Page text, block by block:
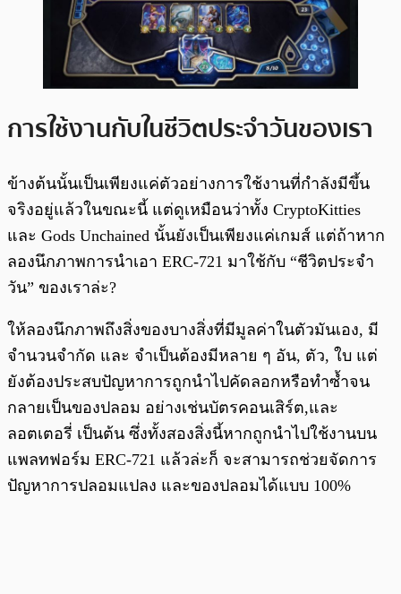
การใช้งานกับในชีวิตประจำวันของเรา
ข้างต้นนั้นเป็นเพียงแค่ตัวอย่างการใช้งานที่กำลังมีขึ้น
จริงอยู่แล้วในขณะนี้ แต่ดูเหมือนว่าทั้ง CryptoKitties
และ Gods Unchained นั้นยังเป็นเพียงแค่เกมส์ แต่ถ้าหาก
ลองนึกภาพการนำเอา ERC-721 มาใช้กับ “ชีวิตประจำ
วัน” ของเราล่ะ?
ให้ลองนึกภาพถึงสิ่งของบางสิ่งที่มีมูลค่าในตัวมันเอง, มี
จำนวนจำกัด และ จำเป็นต้องมีหลาย ๆ อัน, ตัว, ใบ แต่
ยังต้องประสบปัญหาการถูกนำไปคัดลอกหรือทำซ้ำจน
กลายเป็นของปลอม อย่างเช่นบัตรคอนเสิร์ต,และ
ลอตเตอรี่ เป็นต้น ซึ่งทั้งสองสิ่งนี้หากถูกนำไปใช้งานบน
แพลทฟอร์ม ERC-721 แล้วล่ะก็ จะสามารถช่วยจัดการ
ปัญหาการปลอมแปลง และของปลอมได้แบบ 100%